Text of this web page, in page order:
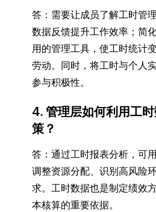
答：需要让成员了解工时管
数据反馈提升工作效率；简
用的管理工具，使工时统计
劳动。同时，将工时与个人
参与积极性。
4. 管理层如何利用工
策？
答：通过工时报表分析，可
调整资源分配、识别高风险
求。工时数据也是制定绩效
本核算的重要依据。